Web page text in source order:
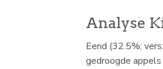
Analyse
Eend (32.5%;
gedroogde appels